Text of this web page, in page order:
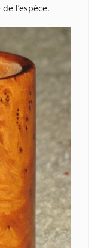
l’espèce.